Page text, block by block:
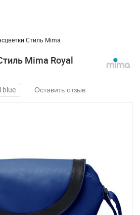
Стиль Mima
Mima Royal
blue Оставить отзыв